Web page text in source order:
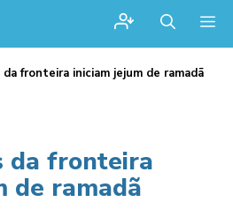
da fronteira iniciam jejum de ramadã
da fronteira
de ramadã